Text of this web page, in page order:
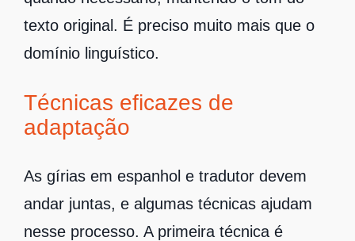
texto original. É preciso muito mais que o
domínio linguístico.
Técnicas eficazes de
adaptação
As gírias em espanhol e tradutor devem
andar juntas, e algumas técnicas ajudam
nesse processo. A primeira técnica é